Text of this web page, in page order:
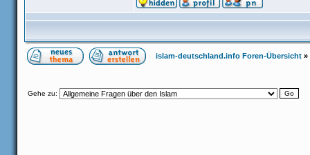
islam-deutschland.info Foren-Übersicht »
Gehe zu: